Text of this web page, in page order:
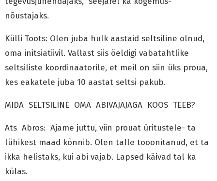
nõustajaks.
Külli Toots: Olen juba hulk aastaid seltsiline olnud,
oma initsiatiivil. Vallast siis öeldigi vabatahtlike
seltsiliste koordinaatorile, et meil on siin üks proua,
kes eakatele juba 10 aastat seltsi pakub.
MIDA SELTSILINE OMA ABIVAJAJAGA KOOS TEEB?
Ats Abros: Ajame juttu, viin prouat üritustele- ta
lühikest maad kõnnib. Olen talle tooonitanud, et ta
ikka helistaks, kui abi vajab. Lapsed käivad tal ka
külas.